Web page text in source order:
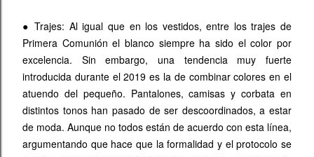
● Trajes: Al igual que en los vestidos, entre los trajes de
Primera Comunión el blanco siempre ha sido el color por
excelencia. Sin embargo, una tendencia muy fuerte
introducida durante el 2019 es la de combinar colores en el
atuendo del pequeño. Pantalones, camisas y corbata en
distintos tonos han pasado de ser descoordinados, a estar
de moda. Aunque no todos están de acuerdo con esta línea,
argumentando que hace que la formalidad y el protocolo se